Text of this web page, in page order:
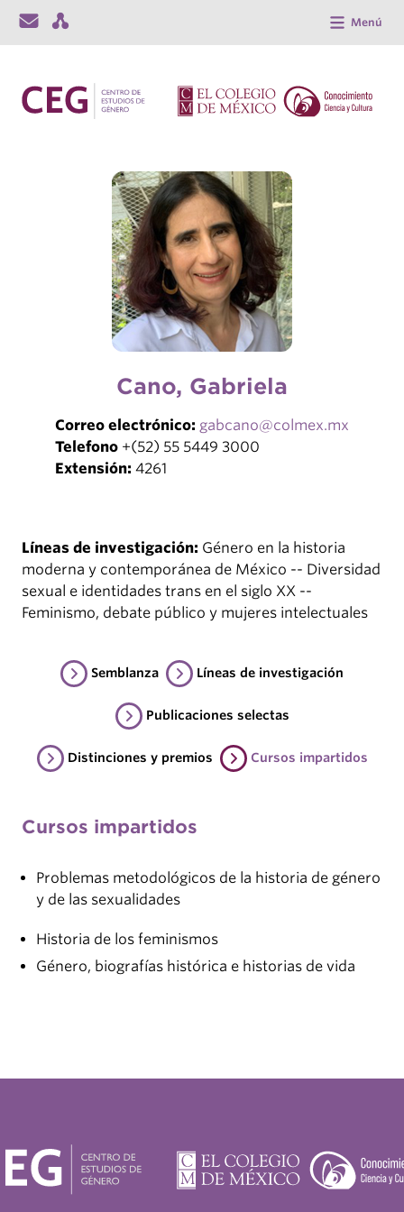
Menú
Cano, Gabriela
Correo electrónico: gabcano@colmex.mx
Telefono +(52) 55 5449 3000
Extensión: 4261
Líneas de investigación: Género en la historia
moderna y contemporánea de México -- Diversidad
sexual e identidades trans en el siglo XX --
Feminismo, debate público y mujeres intelectuales
Semblanza Líneas de investigación
Publicaciones selectas
Distinciones y premios Cursos impartidos
Cursos impartidos
Problemas metodológicos de la historia de género
y de las sexualidades
Historia de los feminismos
Género, biografías histórica e historias de vida